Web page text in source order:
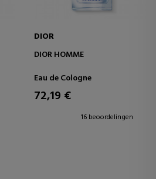
DIOR
DIOR HOMME
Eau de Cologne
72,19 €
16 beoordelingen